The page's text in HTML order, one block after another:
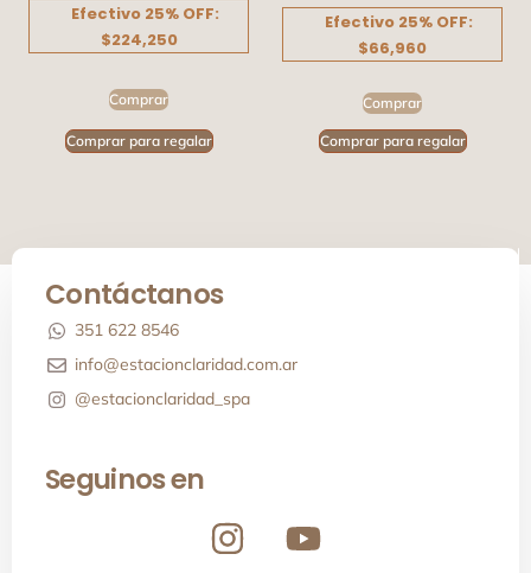
Efectivo 25% OFF:
$224,250
Comprar
Comprar para regalar
Efectivo 25% OFF:
$66,960
Comprar
Comprar para regalar
Contáctanos
351 622 8546
info@estacionclaridad.com.ar
@estacionclaridad_spa
Seguinos en